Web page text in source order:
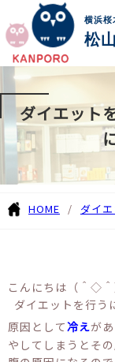
横浜桜
松
ダイエット
HOME ダイ
こんにちは（＾◇＾
ダイエットを行う
原因として冷えが
やしてしまうとそ